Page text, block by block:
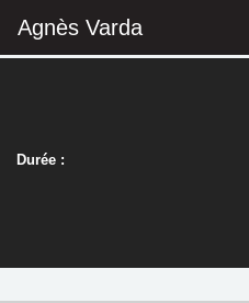
Agnès Varda
Durée :